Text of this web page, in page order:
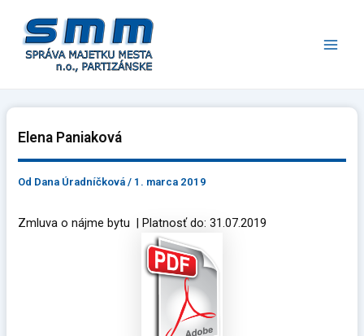
obsah
Elena Paniaková
Od Dana Úradníčková/ 1. marca 2019
Zmluva o nájme bytu | Platnosť do: 31.07.2019